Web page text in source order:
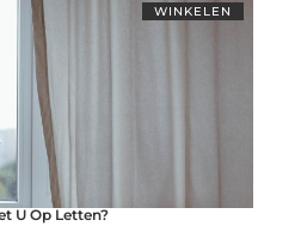
WINKELEN
U Op Letten?